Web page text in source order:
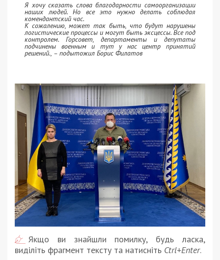
Я хочу сказать слова благодарности самоорганизации
наших людей. Но все это нужно делать соблюдая
комендантский час.
К сожалению, может так быть, что будут нарушены
логистические процессы и могут быть эксцессы. Все под
контролем. Горсовет, департаменты и депутаты
подчинены военным и тут у нас центр принятий
решений., – подытожил Борис Филатов
Якщо ви знайшли помилку, будь ласка,
виділіть фрагмент тексту та натисніть Ctrl+Enter.